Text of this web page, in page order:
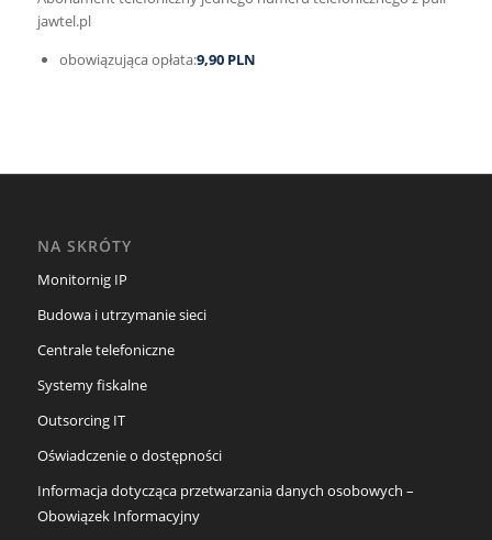
jawtel.pl
obowiązująca opłata:9,90 PLN
NA SKRÓTY
Monitornig IP
Budowa i utrzymanie sieci
Centrale telefoniczne
Systemy fiskalne
Outsorcing IT
Oświadczenie o dostępności
Informacja dotycząca przetwarzania danych osobowych –
Obowiązek Informacyjny